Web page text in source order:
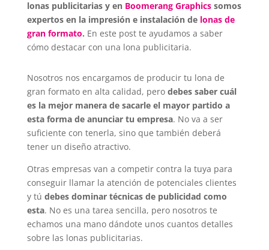
lonas publicitarias y en Boomerang Graphicssomos
expertos en la impresión e instalación de lonas de
gran formato. En este post te ayudamos a saber
cómo destacar con una lona publicitaria.
Nosotros nos encargamos de producir tu lona de
gran formato en alta calidad, pero debes saber cuál
es la mejor manera de sacarle el mayor partido a
esta forma de anunciar tu empresa. No va a ser
suficiente con tenerla, sino que también deberá
tener un diseño atractivo.
Otras empresas van a competir contra la tuya para
conseguir llamar la atención de potenciales clientes
y tú debes dominar técnicas de publicidad como
esta. No es una tarea sencilla, pero nosotros te
echamos una mano dándote unos cuantos detalles
sobre las lonas publicitarias.